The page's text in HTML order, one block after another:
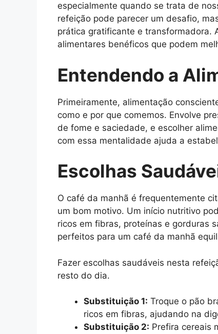
especialmente quando se trata de
refeição pode parecer um desafio,
prática gratificante e transformadora.
alimentares benéficos que podem
Entendendo a
Primeiramente, alimentação
como e por que comemos. Envolve
de fome e saciedade, e escolher
com essa mentalidade ajuda a
Escolhas
O café da manhã é frequentemente
um bom motivo. Um início nutritivo
ricos em fibras, proteínas e gorduras
perfeitos para um café da manhã
Fazer escolhas saudáveis nesta
resto do dia.
Substituição 1: Troque o pão
ricos em fibras, ajudando na
Substituição 2: Prefira cereais